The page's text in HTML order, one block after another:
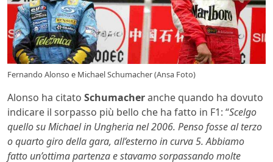
Fernando Alonso e Michael Schumacher (Ansa Foto)
Alonso ha citato Schumacheranche quando ha dovuto
indicare il sorpasso più bello che ha fatto in F1: “Scelgo
quello su Michael in Ungheria nel 2006. Penso fosse al terzo
o quarto giro della gara, all’esterno in curva 5. Abbiamo
fatto un’ottima partenza e stavamo sorpassando molte